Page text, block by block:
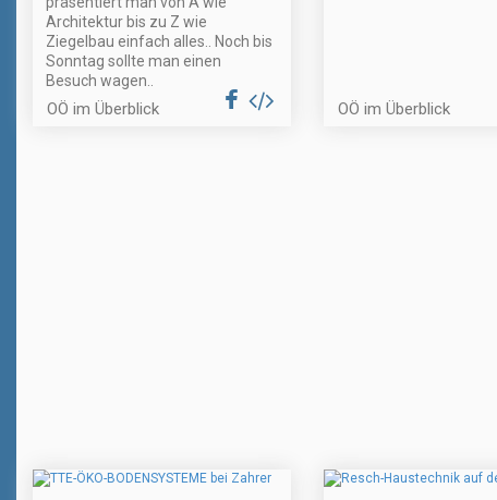
Architektur bis zu Z wie
Ziegelbau einfach alles.. Noch bis
Sonntag sollte man einen
Besuch wagen..
OÖ im Überblick OÖ im Überblick